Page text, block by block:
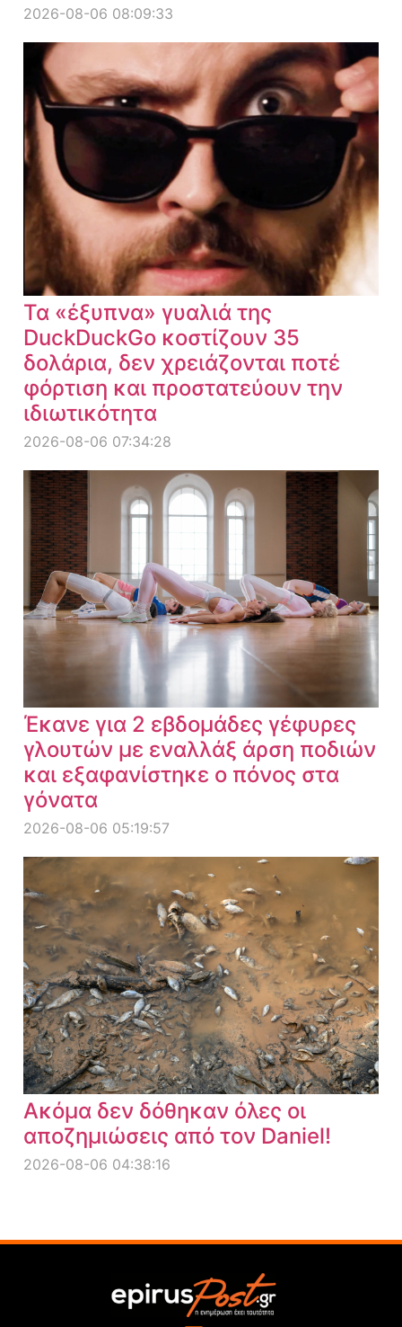
2026-08-06 08:09:33
Τα «έξυπνα» γυαλιά της
DuckDuckGo κοστίζουν 35
δολάρια, δεν χρειάζονται ποτέ
φόρτιση και προστατεύουν την
ιδιωτικότητα
2026-08-06 07:34:28
Έκανε για 2 εβδομάδες γέφυρες
γλουτών με εναλλάξ άρση ποδιών
και εξαφανίστηκε ο πόνος στα
γόνατα
2026-08-06 05:19:57
Ακόμα δεν δόθηκαν όλες οι
αποζημιώσεις από τον Daniel!
2026-08-06 04:38:16